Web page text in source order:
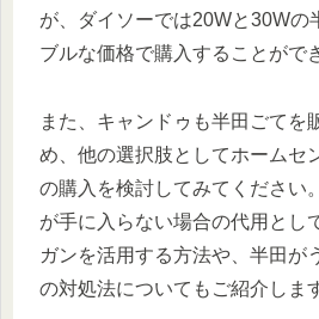
が、ダイソーでは20Wと30Wの
ブルな価格で購入することがで
また、キャンドゥも半田ごてを
め、他の選択肢としてホームセ
の購入を検討してみてください
が手に入らない場合の代用とし
ガンを活用する方法や、半田が
の対処法についてもご紹介しま